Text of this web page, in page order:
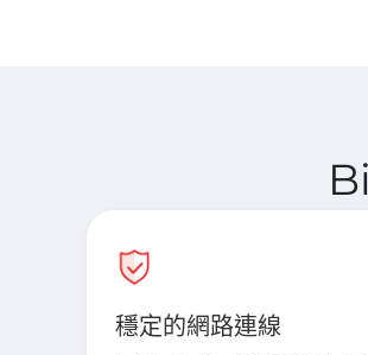
穩定的網路連線